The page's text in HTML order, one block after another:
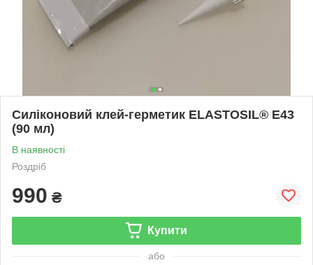
Силіконовий клей-герметик ELASTOSIL® E43
(90 мл)
В наявності
Роздріб
990 ₴
Купити
або